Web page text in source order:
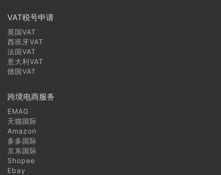
也门商标注册常见问题
格鲁吉亚商标注册常见问题
亚美尼亚商标注册常见问题
阿塞拜疆商标注册常见问题
土耳其商标注册常见问题
塞浦路斯商标注册常见问题
芬兰商标注册常见问题
VAT税号申请
英国VAT
西班牙VAT
法国VAT
意大利VAT
德国VAT
跨境电商服务
EMAG
天猫国际
Amazon
多多国际
京东国际
Shopee
Ebay